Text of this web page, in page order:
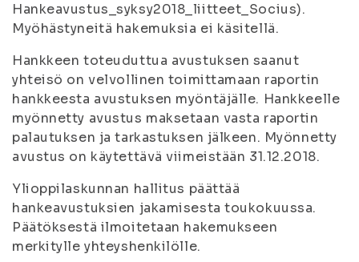
Hankeavustus_syksy2018_liitteet_Socius).
Myöhästyneitä hakemuksia ei käsitellä.
Hankkeen toteuduttua avustuksen saanut
yhteisö on velvollinen toimittamaan raportin
hankkeesta avustuksen myöntäjälle. Hankkeelle
myönnetty avustus maksetaan vasta raportin
palautuksen ja tarkastuksen jälkeen. Myönnetty
avustus on käytettävä viimeistään 31.12.2018.
Ylioppilaskunnan hallitus päättää
hankeavustuksien jakamisesta toukokuussa.
Päätöksestä ilmoitetaan hakemukseen
merkitylle yhteyshenkilölle.